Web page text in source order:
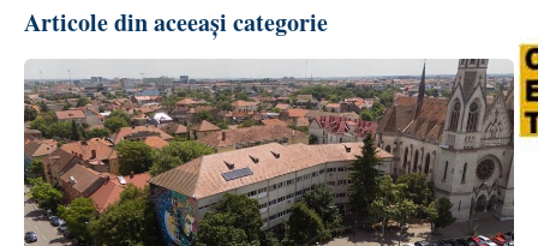
Articole din aceeași categorie